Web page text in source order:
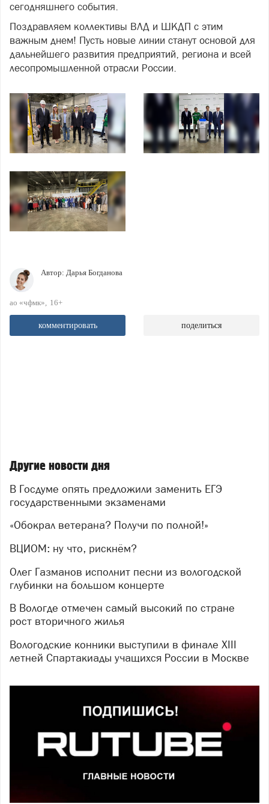
сегодняшнего события.
Поздравляем коллективы ВЛД и ШКДП с этим
важным днем! Пусть новые линии станут основой для
дальнейшего развития предприятий, региона и всей
лесопромышленной отрасли России.
Автор: Дарья Богданова
ао «чфмк» 16+
комментировать поделиться
Другие новости дня
В Госдуме опять предложили заменить ЕГЭ
государственными экзаменами
«Обокрал ветерана? Получи по полной!»
ВЦИОМ: ну что, рискнём?
Олег Газманов исполнит песни из вологодской
глубинки на большом концерте
В Вологде отмечен самый высокий по стране
рост вторичного жилья
Вологодские конники выступили в финале XIII
летней Спартакиады учащихся России в Москве